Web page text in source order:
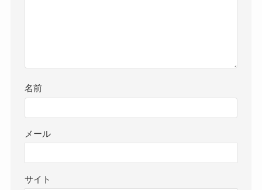
名前
メール
サイト